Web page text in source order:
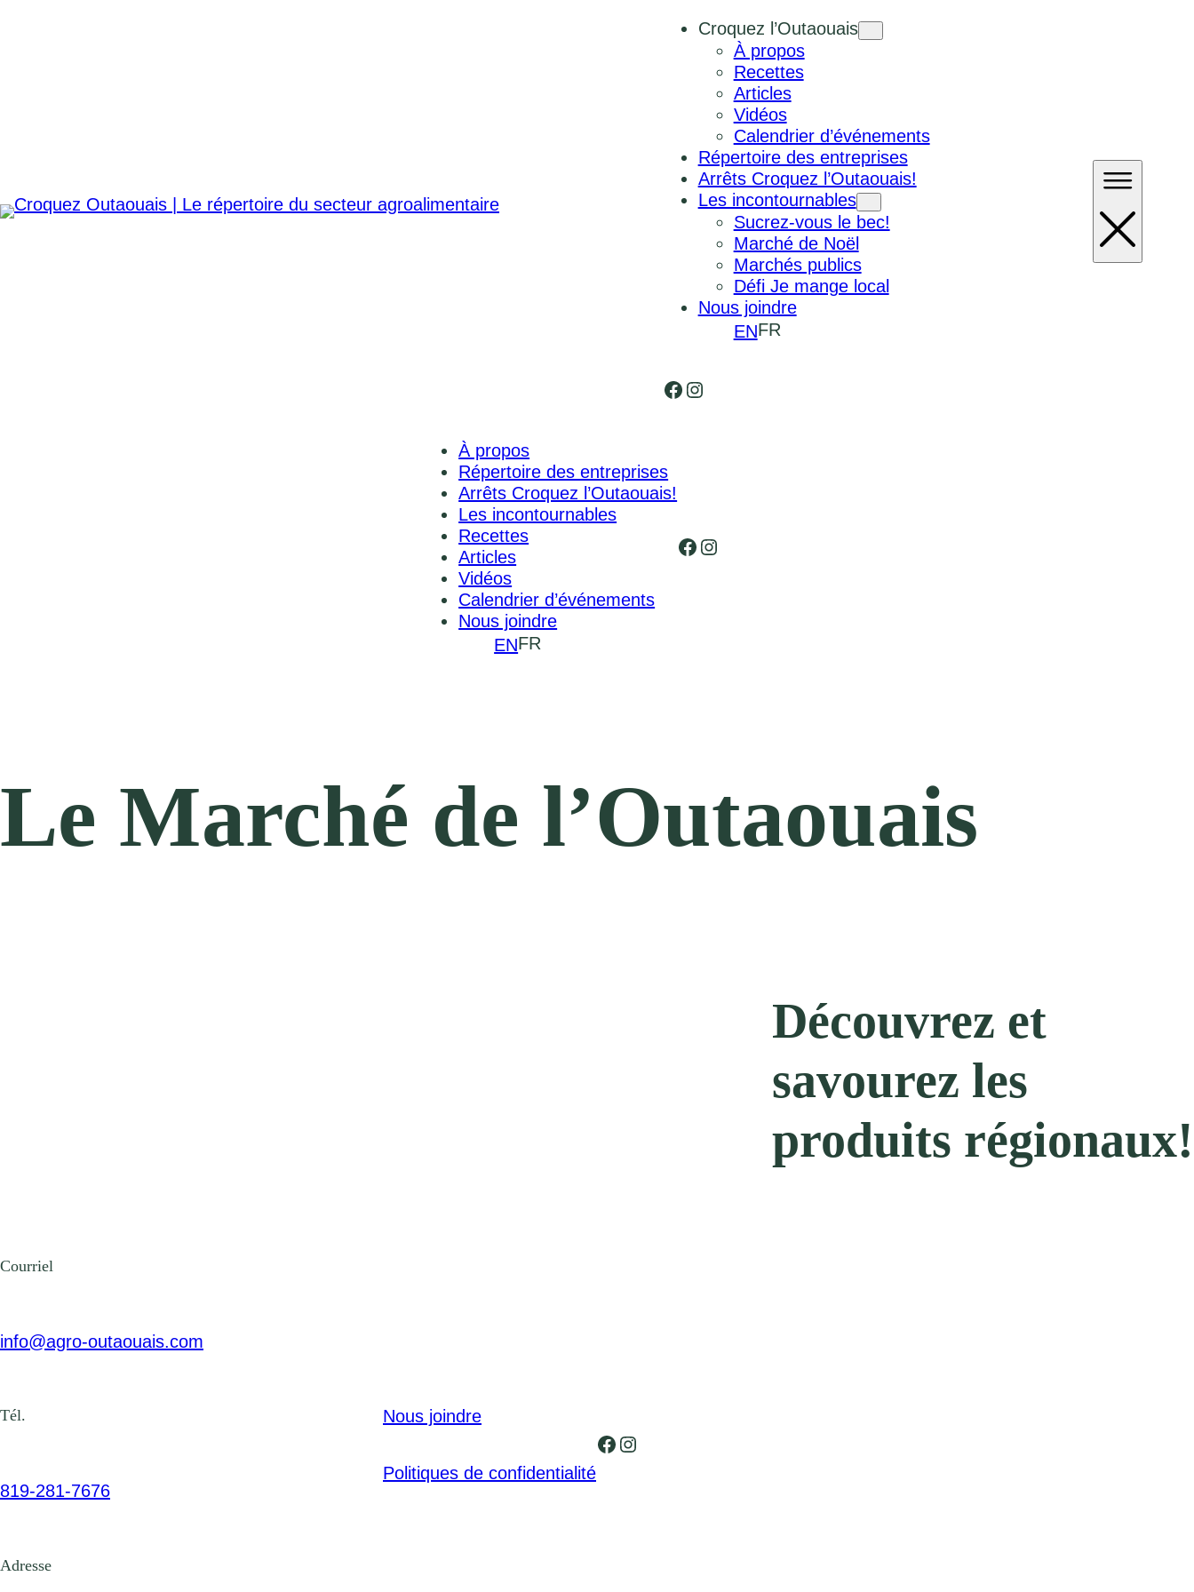
Croquez l’Outaouais
À propos
Recettes
Articles
Vidéos
Calendrier d’événements
Répertoire des entreprises
Arrêts Croquez l’Outaouais!
Les incontournables
Sucrez-vous le bec!
Marché de Noël
Marchés publics
Défi Je mange local
Nous joindre
ENFR
Facebook
Instagram
À propos
Répertoire des entreprises
Arrêts Croquez l’Outaouais!
Les incontournables
Recettes
Articles
Vidéos
Calendrier d’événements
Nous joindre
ENFR
Facebook
Instagram
Le Marché de l’Outaouais
Découvrez et
savourez les
produits régionaux!
Courriel
info@agro-outaouais.com
Tél.
819-281-7676
Adresse
Nous joindre
Politiques de confidentialité
Facebook
Instagram